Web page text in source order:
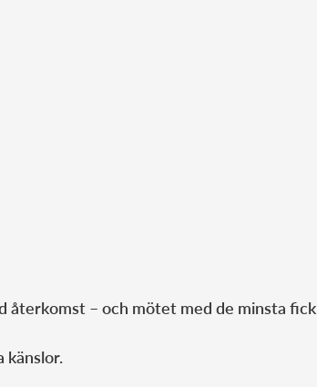
återkomst – och mötet med de minsta fick
känslor.